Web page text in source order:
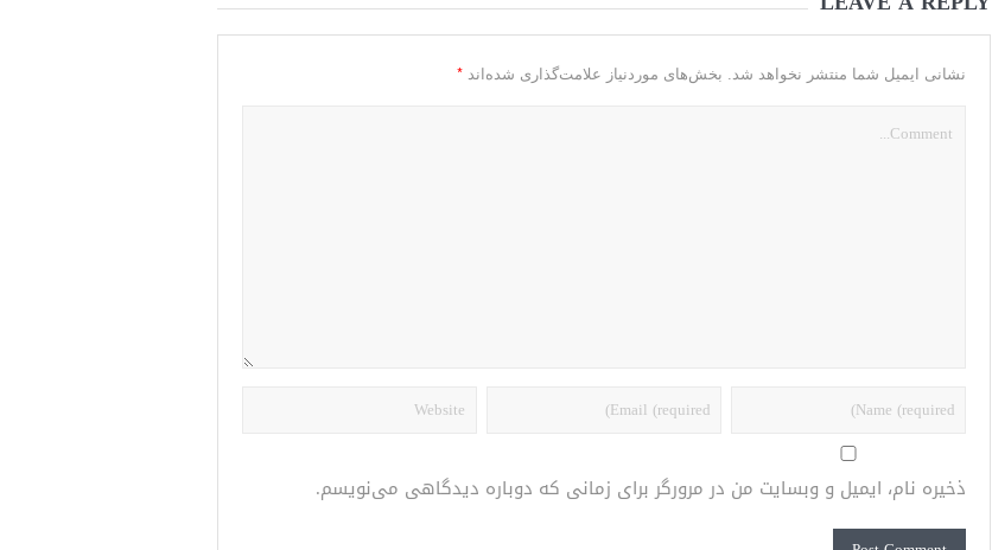
نشانی ایمیل شما منتشر نخواهد شد. بخش‌های موردنیاز علامت‌گذاری شده‌اند *
ذخیره نام، ایمیل و وبسایت من در مرورگر برای زمانی که دوباره دیدگاهی می‌نویسم.